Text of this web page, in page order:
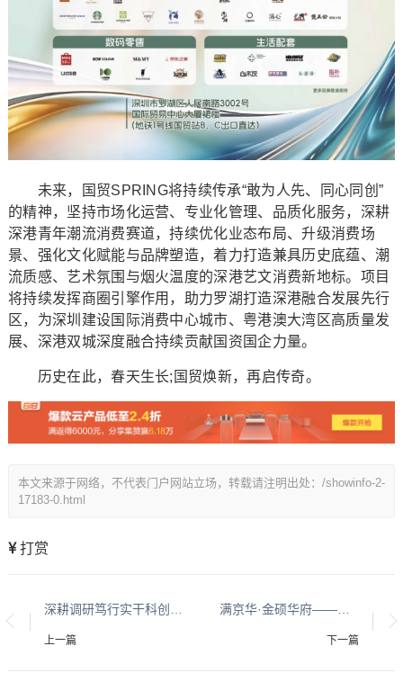
未来，国贸SPRING将持续传承“敢为人先、同心同创”
的精神，坚持市场化运营、专业化管理、品质化服务，深耕
深港青年潮流消费赛道，持续优化业态布局、升级消费场
景、强化文化赋能与品牌塑造，着力打造兼具历史底蕴、潮
流质感、艺术氛围与烟火温度的深港艺文消费新地标。项目
将持续发挥商圈引擎作用，助力罗湖打造深港融合发展先行
区，为深圳建设国际消费中心城市、粤港澳大湾区高质量发
展、深港双城深度融合持续贡献国资国企力量。
历史在此，春天生长;国贸焕新，再启传奇。
本文来源于网络，不代表门户网站立场，转载请注明出处：/showinfo-2-
17183-0.html
打赏
深耕调研笃行实干科创助农焕新颜—云南学子创业团队以实地调研赋能红山茶花护肤产业振兴
上一篇
满京华·金硕华府——多户型选择，尊享都市生态生活
下一篇